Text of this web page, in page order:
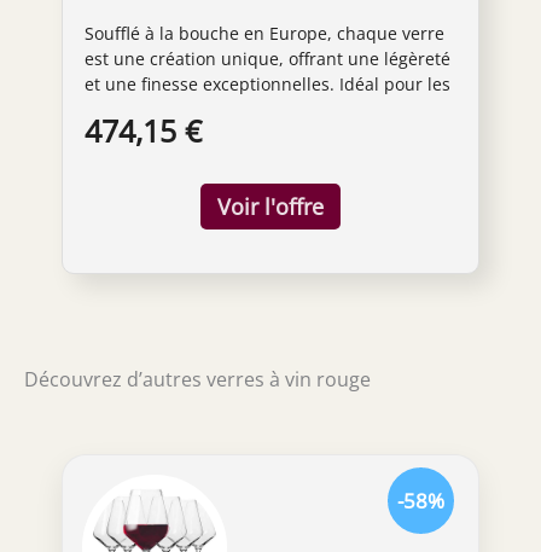
Coffret de 6 verres
Soufflé à la bouche en Europe, chaque verre
est une création unique, offrant une légèreté
et une finesse exceptionnelles. Idéal pour les
blancs de Bourgogne ou de Bordeaux. Verre à
Diamètre 11 cm Peut être lavé en machine,
mais un lavage à la main est conseillé.
Utilisez idéalement un chiffon 100 % lin pour
474,15 €
Découvrez d’autres verres à vin rouge
-58%